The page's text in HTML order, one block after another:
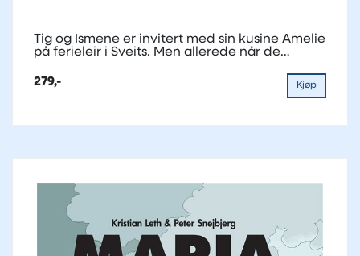
Tig og Ismene er invitert med sin kusine Amelie
på ferieleir i Sveits. Men allerede når de
279,-
Kjøp